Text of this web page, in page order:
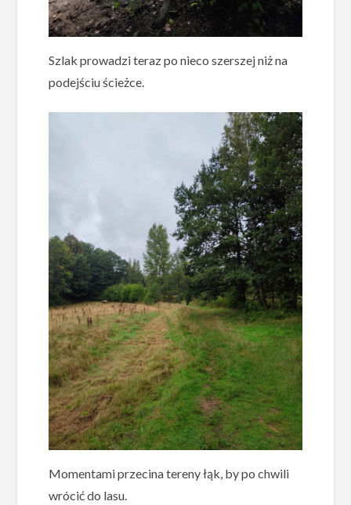
Szlak prowadzi teraz po nieco szerszej niż na
podejściu ścieżce.
Momentami przecina tereny łąk, by po chwili
wrócić do lasu.